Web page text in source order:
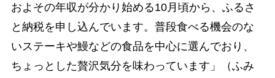
およその年収が分かり始める10月頃から、ふるさ
と納税を申し込んでいます。普段食べる機会のな
いステーキや鰻などの食品を中心に選んでおり、
ちょっとした贅沢気分を味わっています」（ふみ